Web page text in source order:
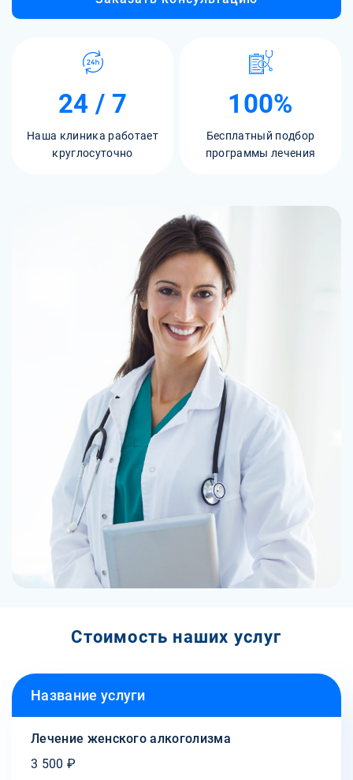
24 / 7
Наша клиника работает
круглосуточно
100%
Бесплатный подбор
программы лечения
Стоимость наших услуг
Название услуги
Лечение женского алкоголизма
3 500 ₽